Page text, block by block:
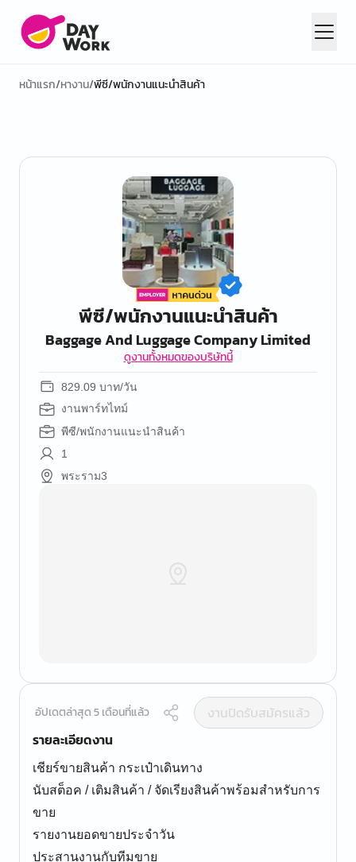
หน้าแรก/หางาน/พีซี/พนักงานแนะนำสินค้า
พีซี/พนักงานแนะนำสินค้า
Baggage And Luggage Company Limited
ดูงานทั้งหมดของบริษัทนี้
829.09 บาท/วัน
งานพาร์ทไทม์
พีซี/พนักงานแนะนำสินค้า
1
พระราม3
อัปเดตล่าสุด 5 เดือนที่แล้ว
งานปิดรับสมัครแล้ว
รายละเอียดงาน
เชียร์ขายสินค้า กระเป๋าเดินทาง
นับสต็อค / เติมสินค้า / จัดเรียงสินค้าพร้อมสำหรับการ
ขาย
รายงานยอดขายประจำวัน
ประสานงานกับทีมขาย